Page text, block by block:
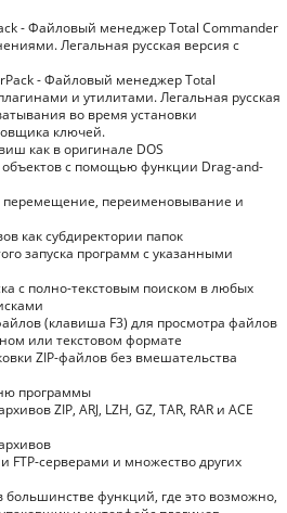
- Файловый менеджер Total Commander
Легальная русская версия с
- Файловый менеджер Total
и утилитами. Легальная русская
во время установки
ключей.
как в оригинале DOS
с помощью функции Drag-and-
переименовывание и
как субдиректории папок
запуска программ с указанными
с полно-текстовым поиском в любых
(клавиша F3) для просмотра файлов
или текстовом формате
ZIP-файлов без вмешательства
программы
ZIP, ARJ, LZH, GZ, TAR, RAR и ACE
FTP-серверами и множество других
функций, где это возможно,